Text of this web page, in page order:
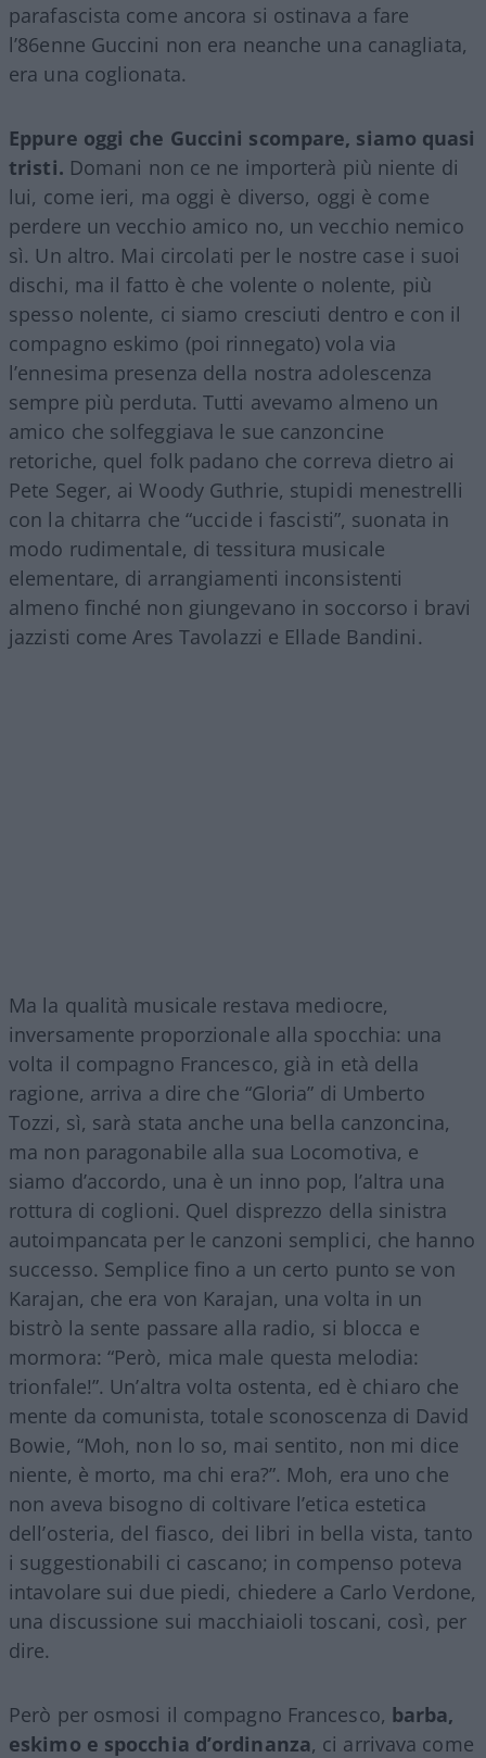
parafascista come ancora si ostinava a fare
l’86enne Guccini non era neanche una canagliata,
era una coglionata.
Eppure oggi che Guccini scompare, siamo quasi
tristi. Domani non ce ne importerà più niente di
lui, come ieri, ma oggi è diverso, oggi è come
perdere un vecchio amico no, un vecchio nemico
sì. Un altro. Mai circolati per le nostre case i suoi
dischi, ma il fatto è che volente o nolente, più
spesso nolente, ci siamo cresciuti dentro e con il
compagno eskimo (poi rinnegato) vola via
l’ennesima presenza della nostra adolescenza
sempre più perduta. Tutti avevamo almeno un
amico che solfeggiava le sue canzoncine
retoriche, quel folk padano che correva dietro ai
Pete Seger, ai Woody Guthrie, stupidi menestrelli
con la chitarra che “uccide i fascisti”, suonata in
modo rudimentale, di tessitura musicale
elementare, di arrangiamenti inconsistenti
almeno finché non giungevano in soccorso i bravi
jazzisti come Ares Tavolazzi e Ellade Bandini.
Ma la qualità musicale restava mediocre,
inversamente proporzionale alla spocchia: una
volta il compagno Francesco, già in età della
ragione, arriva a dire che “Gloria” di Umberto
Tozzi, sì, sarà stata anche una bella canzoncina,
ma non paragonabile alla sua Locomotiva, e
siamo d’accordo, una è un inno pop, l’altra una
rottura di coglioni. Quel disprezzo della sinistra
autoimpancata per le canzoni semplici, che hanno
successo. Semplice fino a un certo punto se von
Karajan, che era von Karajan, una volta in un
bistrò la sente passare alla radio, si blocca e
mormora: “Però, mica male questa melodia:
trionfale!”. Un’altra volta ostenta, ed è chiaro che
mente da comunista, totale sconoscenza di David
Bowie, “Moh, non lo so, mai sentito, non mi dice
niente, è morto, ma chi era?”. Moh, era uno che
non aveva bisogno di coltivare l’etica estetica
dell’osteria, del fiasco, dei libri in bella vista, tanto
i suggestionabili ci cascano; in compenso poteva
intavolare sui due piedi, chiedere a Carlo Verdone,
una discussione sui macchiaioli toscani, così, per
dire.
Però per osmosi il compagno Francesco, barba,
eskimo e spocchia d’ordinanza, ci arrivava come